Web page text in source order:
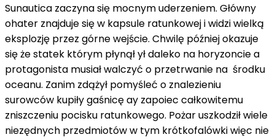
Sunautica zaczyna się mocnym uderzeniem. Główny
ohater znajduje się w kapsule ratunkowej i widzi wielką
eksplozję przez górne wejście. Chwilę później okazuje
się że statek którym płynął ył daleko na horyzoncie a
protagonista musiał walczyć o przetrwanie na środku
oceanu. Zanim zdążył pomyśleć o znalezieniu
surowców kupiły gaśnicę ay zapoiec całkowitemu
zniszczeniu pocisku ratunkowego. Pożar uszkodził wiele
niezędnych przedmiotów w tym krótkofalówki więc nie